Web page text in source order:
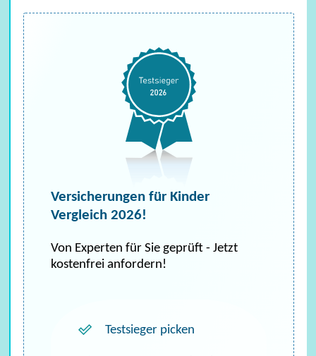
Versicherungen für Kinder
Vergleich 2026!
Von Experten für Sie geprüft - Jetzt
kostenfrei anfordern!
Testsieger picken